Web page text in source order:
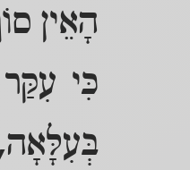
הָאֵין
כִּי